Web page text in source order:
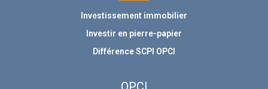
Investissement immobilier
Investir en pierre-papier
Différence SCPI OPCI